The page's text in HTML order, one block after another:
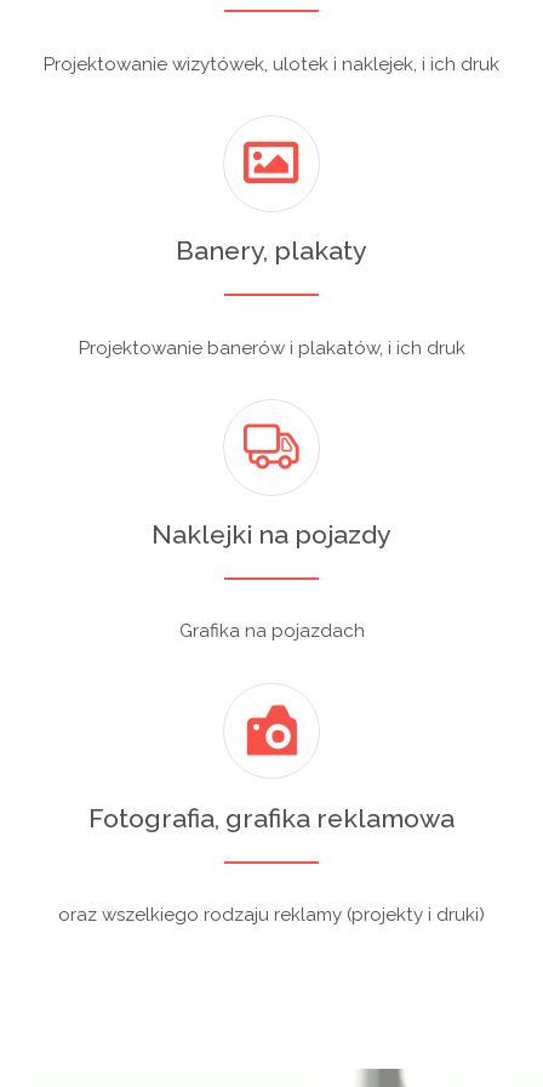
Projektowanie wizytówek, ulotek i naklejek, i ich druk
Banery, plakaty
Projektowanie banerów i plakatów, i ich druk
Naklejki na pojazdy
Grafika na pojazdach
Fotografia, grafika reklamowa
oraz wszelkiego rodzaju reklamy (projekty i druki)